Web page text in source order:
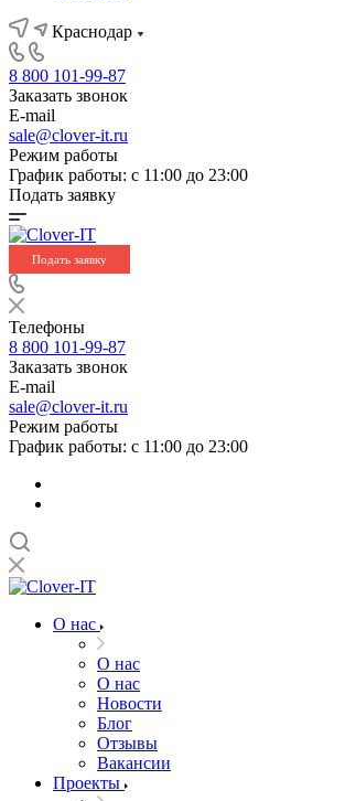
Краснодар
8 800 101-99-87
Заказать звонок
E-mail
sale@clover-it.ru
Режим работы
График работы: с 11:00 до 23:00
Подать заявку
Подать заявку
Телефоны
8 800 101-99-87
Заказать звонок
E-mail
sale@clover-it.ru
Режим работы
График работы: с 11:00 до 23:00
О нас
О нас
О нас
Новости
Блог
Отзывы
Вакансии
Проекты